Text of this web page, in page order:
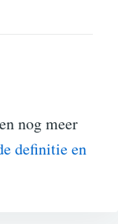
nog meer
definitie en